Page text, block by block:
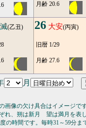
月齢 20.6
(乙丑) 26 大安(丙寅)
旧暦 1/29
月齢 27.6
月
像の欠け具合はイメージで
れ、朔は新月 望は満月を表し
時間です。毎時31～59分ま